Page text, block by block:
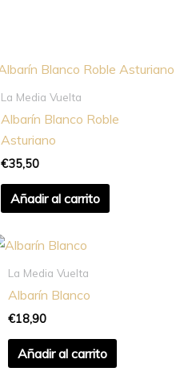
La Media Vuelta
Albarín Blanco Roble
Asturiano
€35,50
Añadir al carrito
La Media Vuelta
Albarín Blanco
€18,90
Añadir al carrito